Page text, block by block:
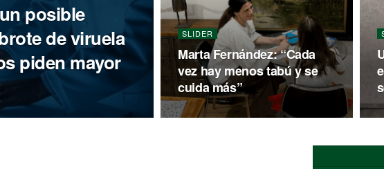
posible
de viruela
piden mayor
SLIDER
Marta Fernández: “Cada
vez hay menos tabú y se
cuida más”